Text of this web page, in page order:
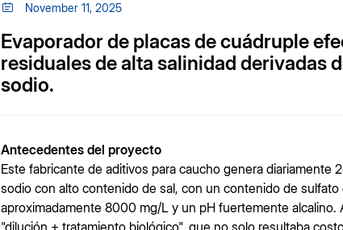
November 11, 2025
Evaporador de placas de cuádruple
residuales de alta salinidad derivadas
sodio.
Antecedentes del proyecto
Este fabricante de aditivos para caucho genera diariamente
sodio con alto contenido de sal, con un contenido de sulfato
aproximadamente 8000 mg/L y un pH fuertemente
"dilución + tratamiento biológico", que no solo resultaba